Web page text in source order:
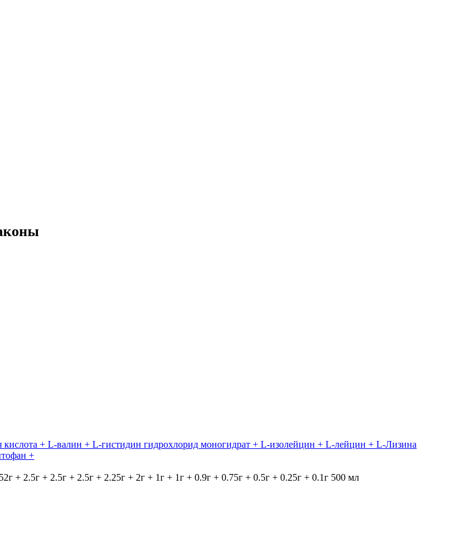
+ L-валин + L-гистидин гидрохлорид моногидрат + L-изолейцин + L-лейцин + L-Лизина
+
+ 2.5г + 2.5г + 2.5г + 2.25г + 2г + 1г + 1г + 0.9г + 0.75г + 0.5г + 0.25г + 0.1г 500 мл